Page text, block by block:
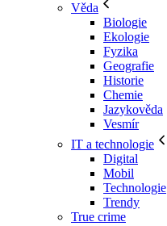
Věda
Biologie
Ekologie
Fyzika
Geografie
Historie
Chemie
Jazykověda
Vesmír
IT a technologie
Digital
Mobil
Technologie
Trendy
True crime